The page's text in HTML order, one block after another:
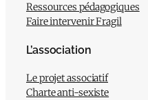
Ressources pédagogiques
Faire intervenir Fragil
L’association
Le projet associatif
Charte anti-sexiste